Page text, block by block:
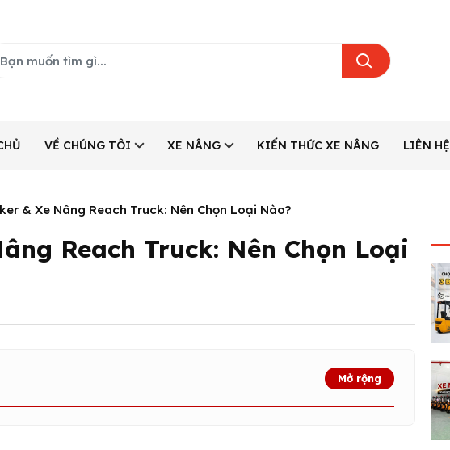
VỀ CHÚNG TÔI XE NÂNG KIẾN THỨC XE NÂNG LIÊN HỆ
& Xe Nâng Reach Truck: Nên Chọn Loại Nào?
Reach Truck: Nên Chọn Loại
Mở rộng